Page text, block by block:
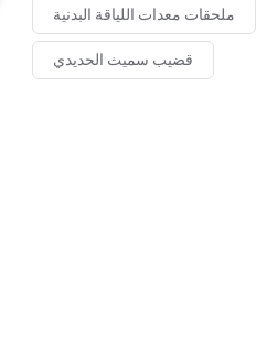
ملحقات معدات اللياقة البدنية
قضيب سميث الحديدي